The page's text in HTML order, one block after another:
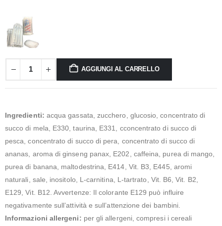
AGGIUNGI AL CARRELLO
Ingredienti: acqua gassata, zucchero, glucosio, concentrato di
succo di mela, E330, taurina, E331, cconcentrato di succo di
pesca, concentrato di succo di pera, concentrato di succo di
ananas, aroma di ginseng panax, E202, caffeina, purea di mango,
purea di banana, maltodestrina, E414, Vit. B3, E445, aromi
naturali, sale, inositolo, L-carnitina, L-tartrato, Vit. B6, Vit. B2,
E129, Vit. B12. Avvertenze: Il colorante E129 può influire
negativamente sull’attività e sull’attenzione dei bambini.
Informazioni allergeni: per gli allergeni, compresi i cereali